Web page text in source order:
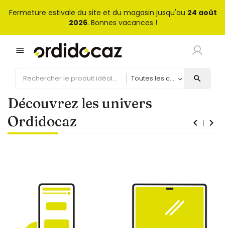
Fermeture estivale du site et du magasin jusqu'au 24 août
2026. Bonnes vacances !
menu
search
Découvrez les univers
Ordidocaz
navigate_before navigate_next